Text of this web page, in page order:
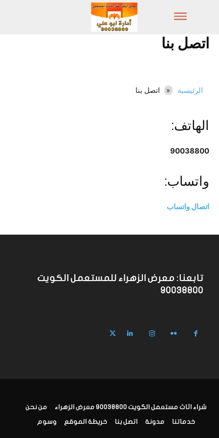
اتصل بنا
الرئيسية اتصل بنا
الهاتف:
90038800
واتساب:
اتصال واتساب
تابعنا: معرض الزهراء للمستعمل الكويت
90038800
شراء اثاث مستعمل الكويت 90038800 معرض الزهراء من نحن
خدماتنا مدونة اتصل بنا خريطة الموقع وسوم